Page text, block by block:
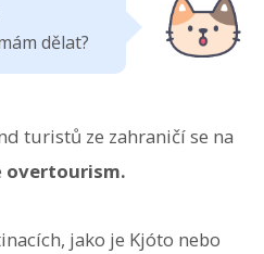
dělat?
turistů ze zahraničí se na
overtourism.
jako je Kjóto nebo